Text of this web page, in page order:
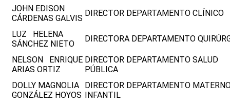
JOHN EDISON
CÁRDENAS GALVIS
DIRECTOR DEPARTAMENTO CLÍNICO
LUZ HELENA
SÁNCHEZ NIETO
DIRECTORA DEPARTAMENTO
NELSON ENRIQUE
ARIAS ORTIZ
DIRECTOR DEPARTAMENTO SALUD
PÚBLICA
DOLLY MAGNOLIA
GONZÁLEZ HOYOS
DIRECTOR DEPARTAMENTO
INFANTIL